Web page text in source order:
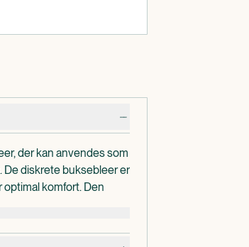
der kan anvendes som
diskrete buksebleer er
optimal komfort. Den
testet, bærer